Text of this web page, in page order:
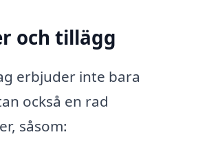
och tillägg
erbjuder inte bara
också en rad
såsom: